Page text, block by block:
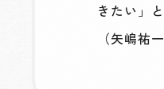
きたい」
（矢嶋祐